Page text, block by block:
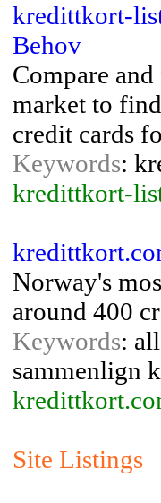
kredittkort-
Behov
Compare
market to
credit cards
Keywords:
kredittkort-
Norway's
around 400
Keywords:
sammenlign
Site Listings